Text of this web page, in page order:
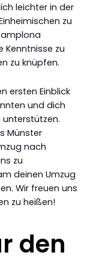
leichter in der
zu
Kenntnisse zu
zu knüpfen.
ersten Einblick
und dich
Münster
nach
zu
deinen Umzug
Wir freuen uns
zu heißen!
den